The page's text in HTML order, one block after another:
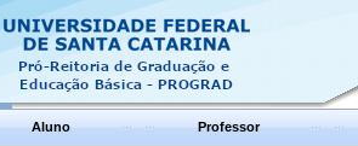
Aluno Professor